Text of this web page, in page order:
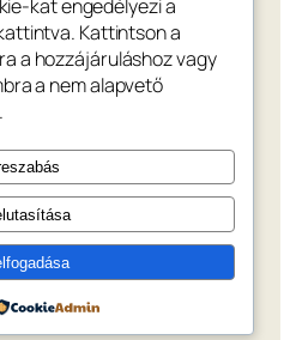
kat engedélyezi a
Kattintson a
a hozzájáruláshoz vagy
a nem alapvető